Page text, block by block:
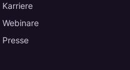
Karriere
Webinare
Presse